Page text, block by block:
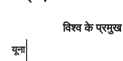
विश्व के प्रमुख
यूना